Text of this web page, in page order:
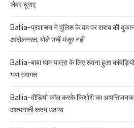
जेवर चुराए
Ballia-प्रशासन ने पुलिस के दम पर शराब की
आंदोलनरत, बोले उन्हें मंजूर नहीं
Ballia-बाबा धाम यात्रा के लिए रवाना हुआ
गया स्वागत
Ballia-वीडियो कॉल करके किशोरी का आपत्तिजनक
आत्मघाती कदम उठाया